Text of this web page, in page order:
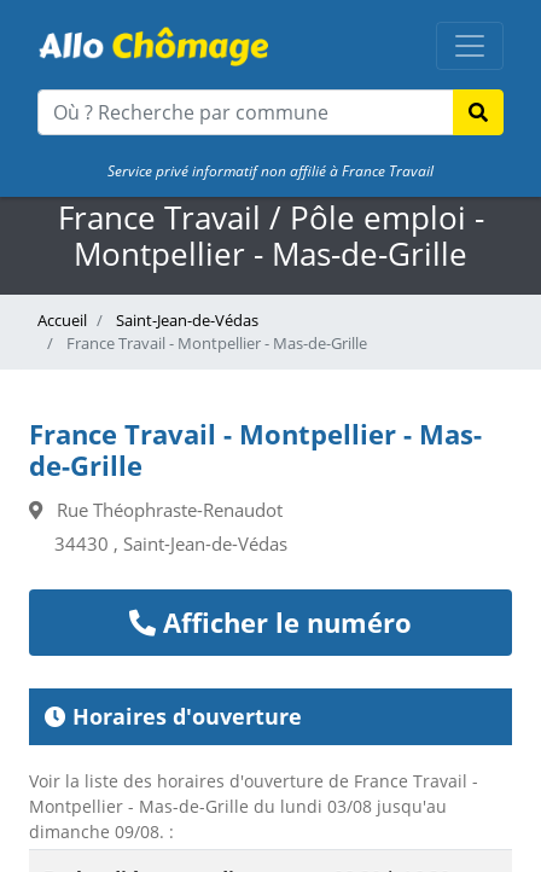
Service privé informatif non affilié à France Travail
France Travail / Pôle emploi -
Montpellier - Mas-de-Grille
Accueil
Saint-Jean-de-Védas
France Travail - Montpellier - Mas-de-Grille
France Travail - Montpellier - Mas-
de-Grille
Rue Théophraste-Renaudot
34430 , Saint-Jean-de-Védas
Afficher le numéro
Horaires d'ouverture
Voir la liste des horaires d'ouverture de France Travail -
Montpellier - Mas-de-Grille du lundi 03/08 jusqu'au
dimanche 09/08. :